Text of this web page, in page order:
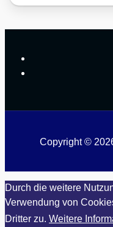
Copyright ©
Durch die weitere
Verwendung von
Dritter zu. Weitere